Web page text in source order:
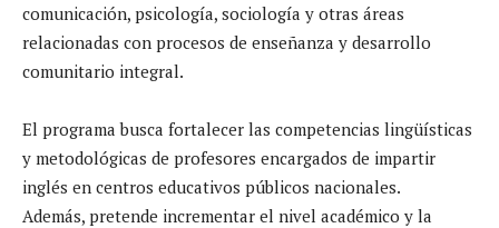
comunicación, psicología, sociología y otras áreas
relacionadas con procesos de enseñanza y desarrollo
comunitario integral.
El programa busca fortalecer las competencias lingüísticas
y metodológicas de profesores encargados de impartir
inglés en centros educativos públicos nacionales.
Además, pretende incrementar el nivel académico y la